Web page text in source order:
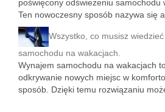
poświęcony odświeżeniu samochodu
Ten nowoczesny sposób nazywa się
Wszystko, co musisz
samochodu na wakacjach.
Wynajem samochodu na wakacjach
odkrywanie nowych miejsc w
sposób. Dzięki temu rozwiązaniu